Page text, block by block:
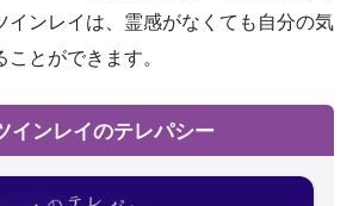
インレイは、霊感がなくても自分の気
とができます。
インレイのテレパシー